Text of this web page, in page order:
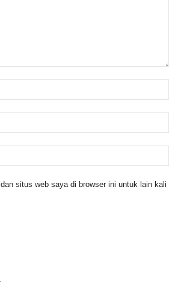
situs web saya di browser ini untuk lain kali